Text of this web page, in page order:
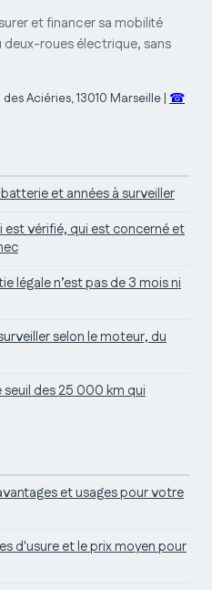
et financer sa mobilité
roues électrique, sans
des Aciéries, 13010 Marseille | ☎
et années à surveiller
vérifié, qui est concerné et
légale n’est pas de 3 mois ni
selon le moteur, du
seuil des 25 000 km qui
et usages pour votre
d'usure et le prix moyen pour